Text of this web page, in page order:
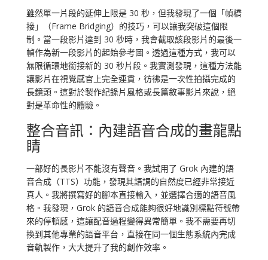
雖然單一片段的延伸上限是 30 秒，但我發現了一個「幀橋
接」（Frame Bridging）的技巧，可以讓我突破這個限
制。當一段影片達到 30 秒時，我會截取該段影片的最後一
幀作為新一段影片的起始參考圖。透過這種方式，我可以
無限循環地銜接新的 30 秒片段。我實測發現，這種方法能
讓影片在視覺感官上完全連貫，彷彿是一次性拍攝完成的
長鏡頭。這對於製作紀錄片風格或長篇敘事影片來說，絕
對是革命性的體驗。
整合音訊：內建語音合成的畫龍點
睛
一部好的長影片不能沒有聲音。我試用了 Grok 內建的語
音合成（TTS）功能，發現其語調的自然度已經非常接近
真人。我將撰寫好的腳本直接輸入，並選擇合適的語音風
格。我發現，Grok 的語音合成能夠很好地識別標點符號帶
來的停頓感，這讓配音過程變得異常簡單。我不需要再切
換到其他專業的語音平台，直接在同一個生態系統內完成
音軌製作，大大提升了我的創作效率。